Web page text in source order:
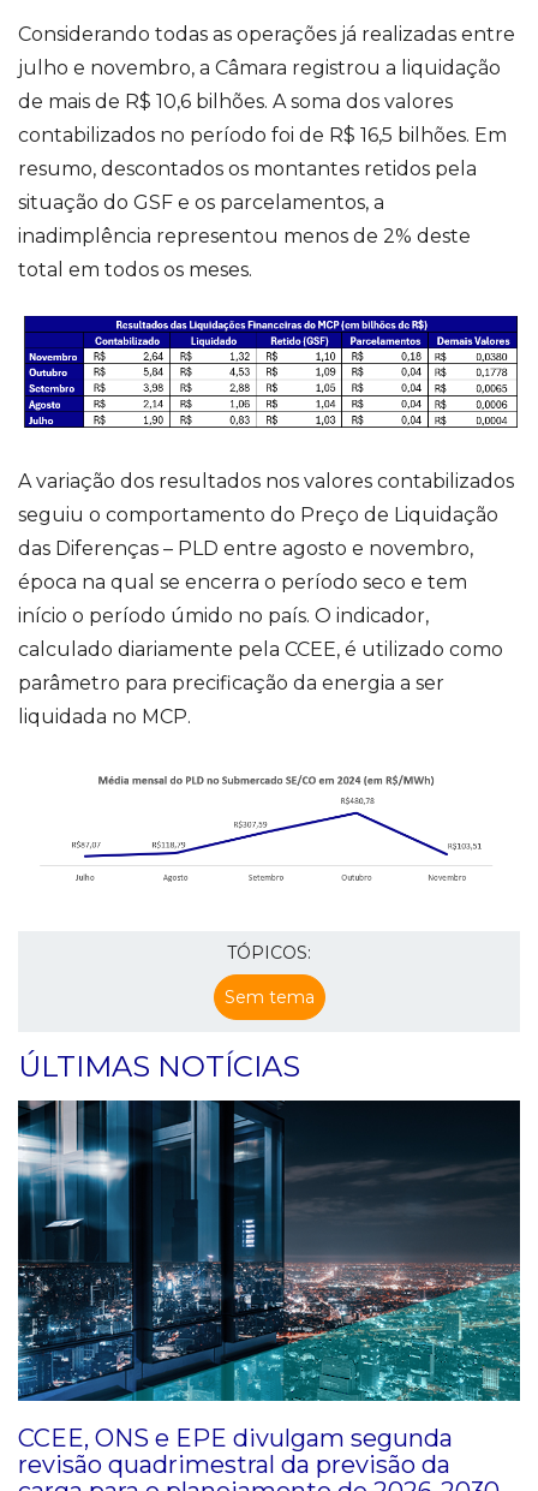
Considerando todas as operações já realizadas entre
julho e novembro, a Câmara registrou a liquidação
de mais de R$ 10,6 bilhões. A soma dos valores
contabilizados no período foi de R$ 16,5 bilhões. Em
resumo, descontados os montantes retidos pela
situação do GSF e os parcelamentos, a
inadimplência representou menos de 2% deste
total em todos os meses.
A variação dos resultados nos valores contabilizados
seguiu o comportamento do Preço de Liquidação
das Diferenças – PLD entre agosto e novembro,
época na qual se encerra o período seco e tem
início o período úmido no país. O indicador,
calculado diariamente pela CCEE, é utilizado como
parâmetro para precificação da energia a ser
liquidada no MCP.
TÓPICOS:
Sem tema
ÚLTIMAS NOTÍCIAS
CCEE, ONS e EPE divulgam segunda
revisão quadrimestral da previsão da